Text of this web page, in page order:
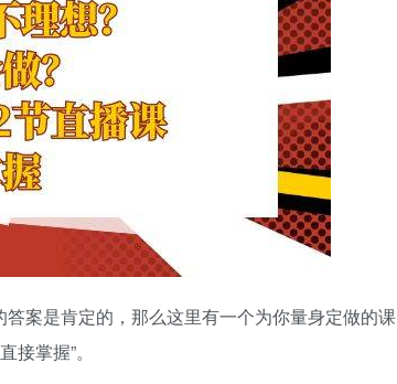
案是肯定的，那么这里有一个为你量身定做的课
掌握”。